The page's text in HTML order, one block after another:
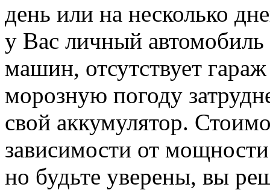
день или на несколько
у Вас личный
машин, отсутствует
морозную погоду
свой аккумулятор.
зависимости от
но будьте уверены, вы